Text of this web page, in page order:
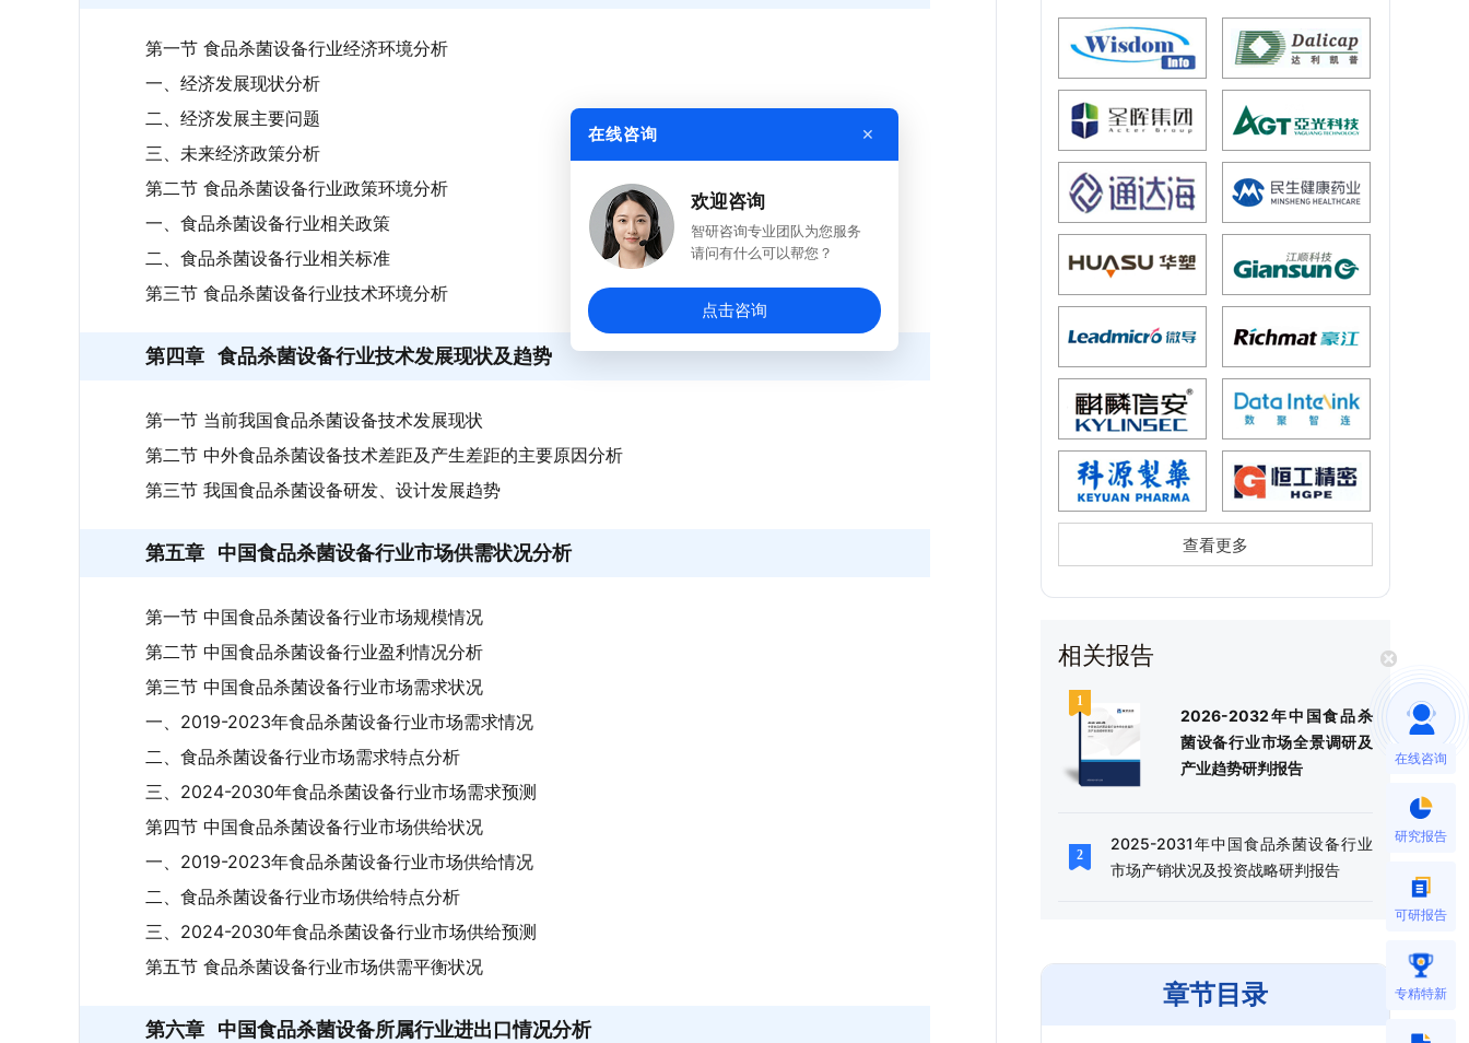
第一节 食品杀菌设备行业经济环境分析
一、经济发展现状分析
二、经济发展主要问题
三、未来经济政策分析
第二节 食品杀菌设备行业政策环境分析
一、食品杀菌设备行业相关政策
二、食品杀菌设备行业相关标准
第三节 食品杀菌设备行业技术环境分析
第四章 食品杀菌设备行业技术发展现状及趋势
第一节 当前我国食品杀菌设备技术发展现状
第二节 中外食品杀菌设备技术差距及产生差距的主要原因分析
第三节 我国食品杀菌设备研发、设计发展趋势
第五章 中国食品杀菌设备行业市场供需状况分析
第一节 中国食品杀菌设备行业市场规模情况
第二节 中国食品杀菌设备行业盈利情况分析
第三节 中国食品杀菌设备行业市场需求状况
一、2019-2023年食品杀菌设备行业市场需求情况
二、食品杀菌设备行业市场需求特点分析
三、2024-2030年食品杀菌设备行业市场需求预测
第四节 中国食品杀菌设备行业市场供给状况
一、2019-2023年食品杀菌设备行业市场供给情况
二、食品杀菌设备行业市场供给特点分析
三、2024-2030年食品杀菌设备行业市场供给预测
第五节 食品杀菌设备行业市场供需平衡状况
第六章 中国食品杀菌设备所属行业进出口情况分析
查看更多
相关报告
2026-2032年中国食品杀
菌设备行业市场全景调研及
产业趋势研判报告
2025-2031年中国食品杀菌设备行业
市场产销状况及投资战略研判报告
章节目录
在线咨询
研究报告
可研报告
专精特新
在线咨询 ×
欢迎咨询
智研咨询专业团队为您服务
请问有什么可以帮您？
点击咨询